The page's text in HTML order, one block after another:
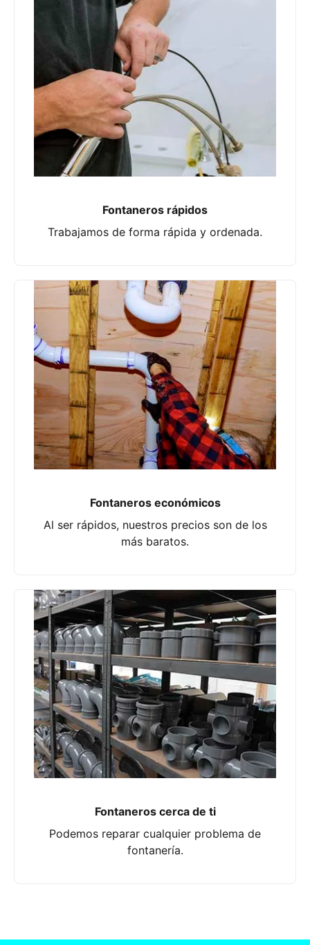
Fontaneros rápidos
Trabajamos de forma rápida y ordenada.
Fontaneros económicos
Al ser rápidos, nuestros precios son de los
más baratos.
Fontaneros cerca de ti
Podemos reparar cualquier problema de
fontanería.